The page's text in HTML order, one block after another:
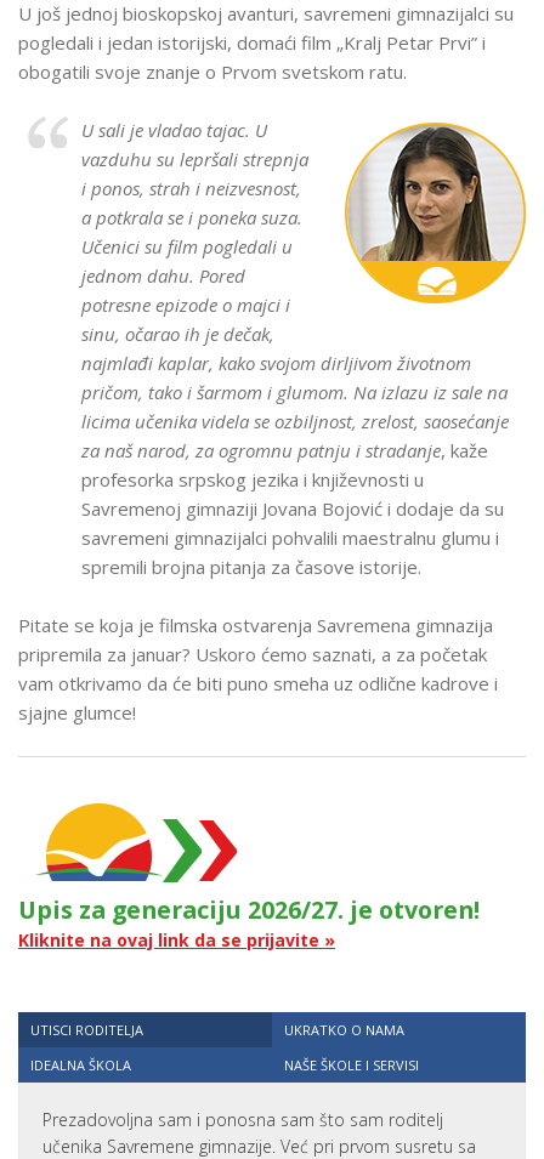
U još jednoj bioskopskoj avanturi, savremeni gimnazijalci su
pogledali i jedan istorijski, domaći film „Kralj Petar Prvi” i
obogatili svoje znanje o Prvom svetskom ratu.
U sali je vladao tajac. U
vazduhu su lepršali strepnja
i ponos, strah i neizvesnost,
a potkrala se i poneka suza.
Učenici su film pogledali u
jednom dahu. Pored
potresne epizode o majci i
sinu, očarao ih je dečak,
najmlađi kaplar, kako svojom dirljivom životnom
pričom, tako i šarmom i glumom. Na izlazu iz sale na
licima učenika videla se ozbiljnost, zrelost, saosećanje
za naš narod, za ogromnu patnju i stradanje, kaže
profesorka srpskog jezika i književnosti u
Savremenoj gimnaziji Jovana Bojović i dodaje da su
savremeni gimnazijalci pohvalili maestralnu glumu i
spremili brojna pitanja za časove istorije.
Pitate se koja je filmska ostvarenja Savremena gimnazija
pripremila za januar? Uskoro ćemo saznati, a za početak
vam otkrivamo da će biti puno smeha uz odlične kadrove i
sjajne glumce!
Upis za generaciju 2026/27. je otvoren!
Kliknite na ovaj link da se prijavite »
UTISCI RODITELJA
UKRATKO O NAMA
IDEALNA ŠKOLA
NAŠE ŠKOLE I SERVISI
Prezadovoljna sam i ponosna sam što sam roditelj
učenika Savremene gimnazije. Već pri prvom susretu sa